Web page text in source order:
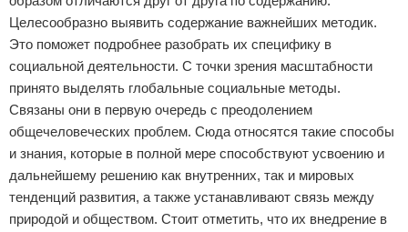
Целесообразно выявить содержание важнейших методик.
Это поможет подробнее разобрать их специфику в
социальной деятельности. С точки зрения масштабности
принято выделять глобальные социальные методы.
Связаны они в первую очередь с преодолением
общечеловеческих проблем. Сюда относятся такие способы
и знания, которые в полной мере способствуют усвоению и
дальнейшему решению как внутренних, так и мировых
тенденций развития, а также устанавливают связь между
природой и обществом. Стоит отметить, что их внедрение в